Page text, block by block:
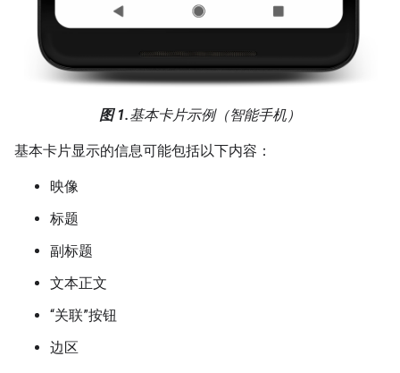
图 1.基本卡片示例（智能手机）
基本卡片显示的信息可能包括以下内容：
映像
标题
副标题
文本正文
“关联”按钮
边区